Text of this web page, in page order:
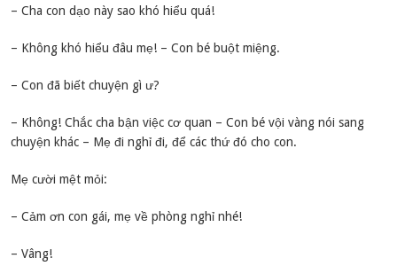
– Cha con dạo này sao khó hiểu quá!
– Không khó hiểu đâu mẹ! – Con bé buột miệng.
– Con đã biết chuyện gì ư?
– Không! Chắc cha bận việc cơ quan – Con bé vội vàng nói sang
chuyện khác – Mẹ đi nghỉ đi, để các thứ đó cho con.
Mẹ cười mệt mỏi:
– Cảm ơn con gái, mẹ về phòng nghỉ nhé!
– Vâng!